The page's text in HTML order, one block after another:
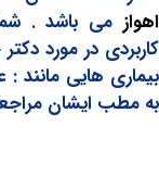
باشد . شما در
در مورد دکتر
هایی مانند :
مراجعه نمایید